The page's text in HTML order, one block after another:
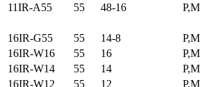
11IR-A55
55 48-16 P,M
16IR-G55 55 14-8 P,M
16IR-W16
55 16 P,M
16IR-W14
55 14 P,M
16IR-W12
55 12 P,M